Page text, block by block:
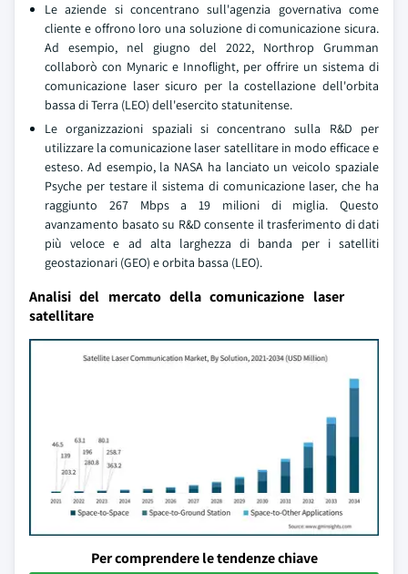
Le aziende si concentrano sull'agenzia governativa come
cliente e offrono loro una soluzione di comunicazione sicura.
Ad esempio, nel giugno del 2022, Northrop Grumman
collaborò con Mynaric e Innoflight, per offrire un sistema di
comunicazione laser sicuro per la costellazione dell'orbita
bassa di Terra (LEO) dell'esercito statunitense.
Le organizzazioni spaziali si concentrano sulla R&D per
utilizzare la comunicazione laser satellitare in modo efficace e
esteso. Ad esempio, la NASA ha lanciato un veicolo spaziale
Psyche per testare il sistema di comunicazione laser, che ha
raggiunto 267 Mbps a 19 milioni di miglia. Questo
avanzamento basato su R&D consente il trasferimento di dati
più veloce e ad alta larghezza di banda per i satelliti
geostazionari (GEO) e orbita bassa (LEO).
Analisi del mercato della comunicazione laser
satellitare
Per comprendere le tendenze chiave